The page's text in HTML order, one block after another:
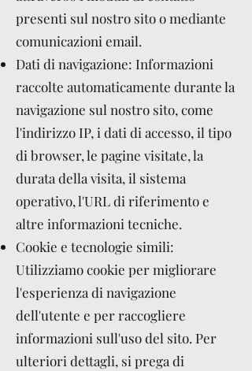
presenti sul nostro sito o mediante
comunicazioni email.
Dati di navigazione: Informazioni
raccolte automaticamente durante la
navigazione sul nostro sito, come
l'indirizzo IP, i dati di accesso, il tipo
di browser, le pagine visitate, la
durata della visita, il sistema
operativo, l'URL di riferimento e
altre informazioni tecniche.
Cookie e tecnologie simili:
Utilizziamo cookie per migliorare
l'esperienza di navigazione
dell'utente e per raccogliere
informazioni sull'uso del sito. Per
ulteriori dettagli, si prega di